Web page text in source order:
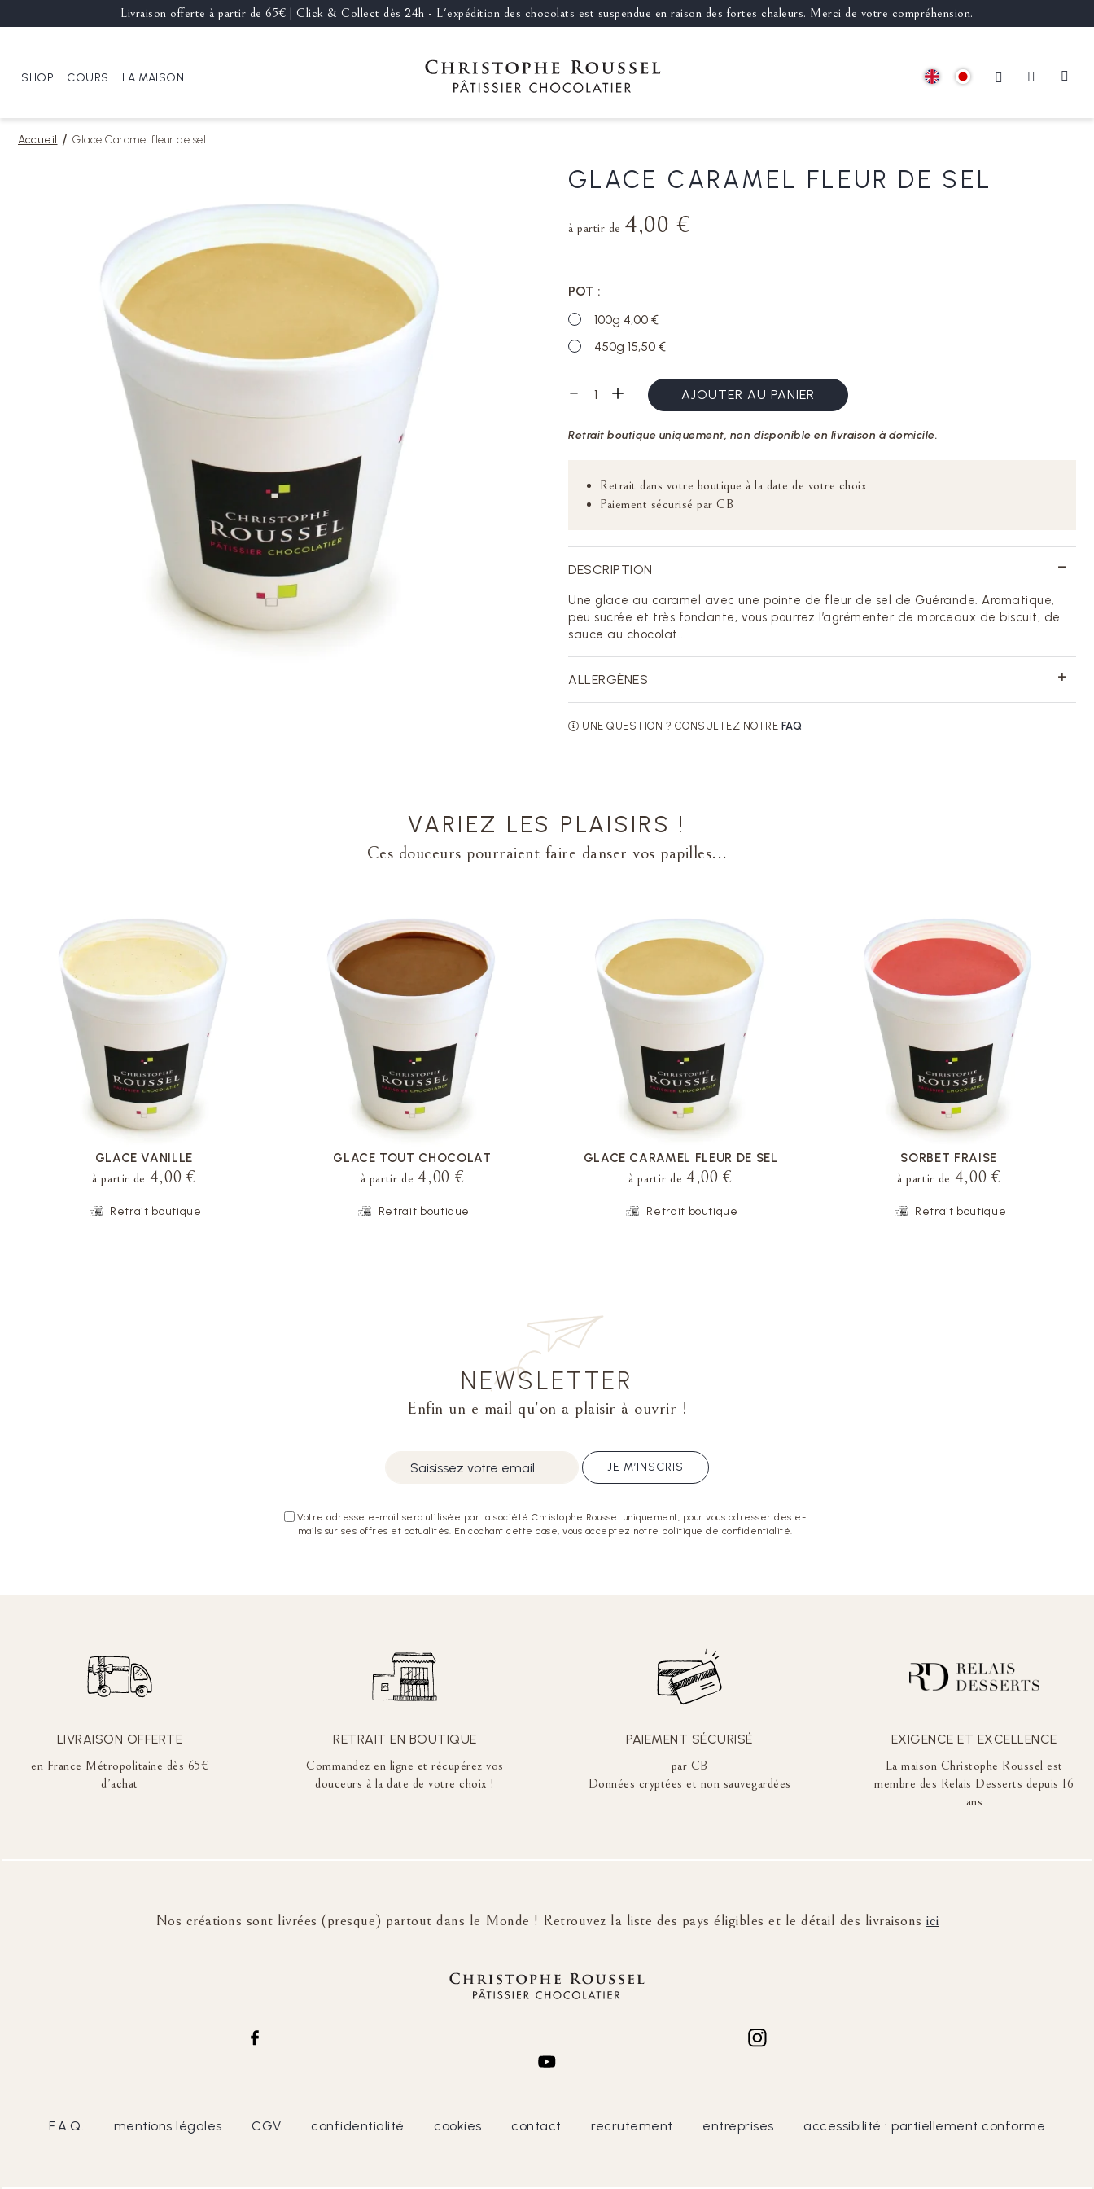
Livraison offerte à partir de 65€ | Click & Collect dès 24h - L'expédition des chocolats est suspendue en raison des fortes chaleurs. Merci de votre compréhension.
SHOP COURS LA MAISON
Accueil Glace Caramel fleur de sel
GLACE CARAMEL FLEUR DE SEL
à partir de 4,00 €
POT
100g 4,00 €
450g 15,50 €
AJOUTER AU PANIER
Retrait boutique uniquement, non disponible en livraison à domicile.
Retrait dans votre boutique à la date de votre choix
Paiement sécurisé par CB
DESCRIPTION
Une glace au caramel avec une pointe de fleur de sel de Guérande. Aromatique,
peu sucrée et très fondante, vous pourrez l’agrémenter de morceaux de biscuit, de
sauce au chocolat...
ALLERGÈNES
UNE QUESTION ? CONSULTEZ NOTRE FAQ
VARIEZ LES PLAISIRS !
Ces douceurs pourraient faire danser vos papilles...
GLACE VANILLE
à partir de 4,00 €
Retrait boutique
VOIR LA FICHE
GLACE TOUT CHOCOLAT
à partir de 4,00 €
Retrait boutique
VOIR LA FICHE
GLACE CARAMEL FLEUR DE SEL
à partir de 4,00 €
Retrait boutique
VOIR LA FICHE
SORBET FRAISE
à partir de 4,00 €
Retrait boutique
VOIR LA FICHE
NEWSLETTER
Enfin un e-mail qu’on a plaisir à ouvrir !
Votre adresse e-mail sera utilisée par la société Christophe Roussel uniquement, pour vous adresser des e-
mails sur ses offres et actualités. En cochant cette case, vous acceptez notre politique de confidentialité.
JE M’INSCRIS
LIVRAISON OFFERTE
en France Métropolitaine dès 65€
d’achat
RETRAIT EN BOUTIQUE
Commandez en ligne et récupérez vos
douceurs à la date de votre choix !
PAIEMENT SÉCURISÉ
par CB
Données cryptées et non sauvegardées
EXIGENCE ET EXCELLENCE
La maison Christophe Roussel est
membre des Relais Desserts depuis 16
ans
Nos créations sont livrées (presque) partout dans le Monde ! Retrouvez la liste des pays éligibles et le détail des livraisons ici
F.A.Q. mentions légales CGV confidentialité cookies contact recrutement entreprises accessibilité : partiellement conforme